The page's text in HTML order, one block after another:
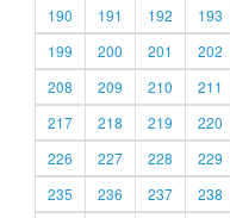
190
191 192 193
199
200 201 202
208
209 210 211
217
218 219 220
226
227 228 229
235
236 237 238